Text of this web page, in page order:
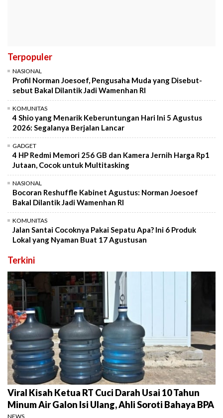
Terpopuler
NASIONAL
Profil Norman Joesoef, Pengusaha Muda yang Disebut-
sebut Bakal Dilantik Jadi Wamenhan RI
KOMUNITAS
4 Shio yang Menarik Keberuntungan Hari Ini 5 Agustus
2026: Segalanya Berjalan Lancar
GADGET
4 HP Redmi Memori 256 GB dan Kamera Jernih Harga Rp1
Jutaan, Cocok untuk Multitasking
NASIONAL
Bocoran Reshuffle Kabinet Agustus: Norman Joesoef
Bakal Dilantik Jadi Wamenhan RI
KOMUNITAS
Jalan Santai Cocoknya Pakai Sepatu Apa? Ini 6 Produk
Lokal yang Nyaman Buat 17 Agustusan
Terkini
Viral Kisah Ketua RT Cuci Darah Usai 10 Tahun
Minum Air Galon Isi Ulang, Ahli Soroti Bahaya BPA
NEWS